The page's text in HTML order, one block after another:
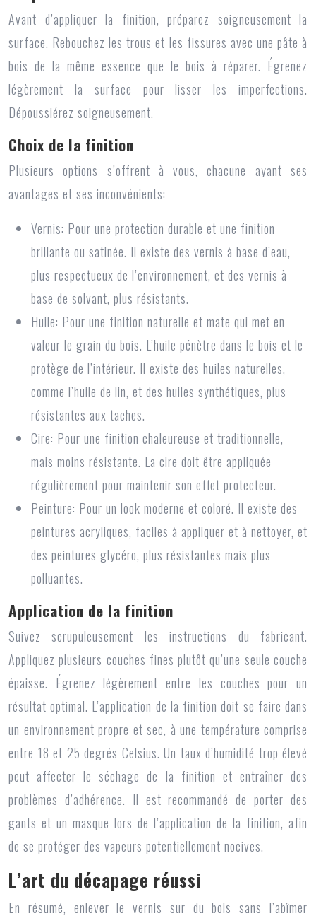
Avant d’appliquer la finition, préparez soigneusement la
surface. Rebouchez les trous et les fissures avec une pâte à
bois de la même essence que le bois à réparer. Égrenez
légèrement la surface pour lisser les imperfections.
Dépoussiérez soigneusement.
Choix de la finition
Plusieurs options s’offrent à vous, chacune ayant ses
avantages et ses inconvénients:
Vernis: Pour une protection durable et une finition
brillante ou satinée. Il existe des vernis à base d’eau,
plus respectueux de l’environnement, et des vernis à
base de solvant, plus résistants.
Huile: Pour une finition naturelle et mate qui met en
valeur le grain du bois. L’huile pénètre dans le bois et le
protège de l’intérieur. Il existe des huiles naturelles,
comme l’huile de lin, et des huiles synthétiques, plus
résistantes aux taches.
Cire: Pour une finition chaleureuse et traditionnelle,
mais moins résistante. La cire doit être appliquée
régulièrement pour maintenir son effet protecteur.
Peinture: Pour un look moderne et coloré. Il existe des
peintures acryliques, faciles à appliquer et à nettoyer, et
des peintures glycéro, plus résistantes mais plus
polluantes.
Application de la finition
Suivez scrupuleusement les instructions du fabricant.
Appliquez plusieurs couches fines plutôt qu’une seule couche
épaisse. Égrenez légèrement entre les couches pour un
résultat optimal. L’application de la finition doit se faire dans
un environnement propre et sec, à une température comprise
entre 18 et 25 degrés Celsius. Un taux d’humidité trop élevé
peut affecter le séchage de la finition et entraîner des
problèmes d’adhérence. Il est recommandé de porter des
gants et un masque lors de l’application de la finition, afin
de se protéger des vapeurs potentiellement nocives.
L’art du décapage réussi
En résumé, enlever le vernis sur du bois sans l’abîmer